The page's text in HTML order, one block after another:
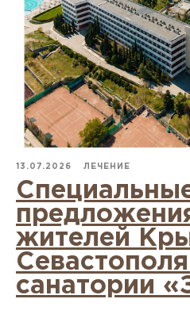
13.07.2026 ЛЕЧЕНИЕ
жителей
санатории